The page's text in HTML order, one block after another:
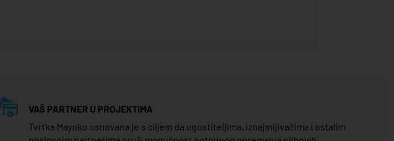
VAŠ PARTNER U PROJEKTIMA
Tvrtka Mayoko osnovana je s ciljem da ugostiteljima, iznajmljivačima i ostalim